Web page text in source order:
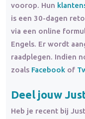
voorop. Hun
is een 30-dagen
via een online
Engels. Er wordt
raadplegen. Indien
zoals Facebook of
Deel jouw
Heb je recent bij